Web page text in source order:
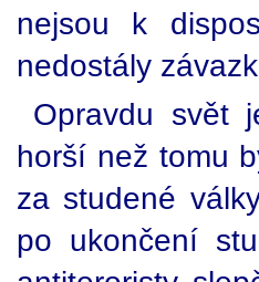
nejsou k
nedostály
Opravdu svět
horší než tomu
za studené
po ukončení